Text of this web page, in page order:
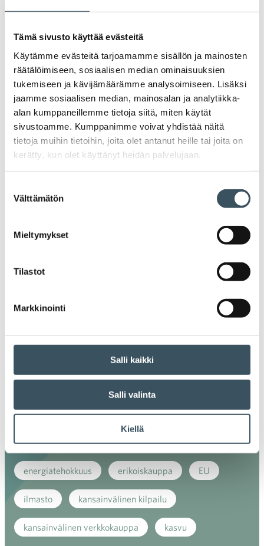
Tämä sivusto käyttää evästeitä
Käytämme evästeitä tarjoamamme sisällön ja mainosten
räätälöimiseen, sosiaalisen median ominaisuuksien
tukemiseen ja kävijämäärämme analysoimiseen. Lisäksi
jaamme sosiaalisen median, mainosalan ja analytiikka-
alan kumppaneillemme tietoja siitä, miten käytät
sivustoamme. Kumppanimme voivat yhdistää näitä
tietoja muihin tietoihin, joita olet antanut heille tai joita on
kerätty, kun olet käyttänyt heidän palvelujaan.
valinta
Välttämätön
Mieltymykset
Tilastot
Markkinointi
Salli kaikki
Salli valinta
Kiellä
2026
2025
2023
2020
2019
Avainsanat
alv arvonlisävero digikauppa
digiostaminen digitaalisuus digitalisaatio
energiatehokkuus erikoiskauppa EU
ilmasto kansainvälinen kilpailu
kansainvälinen verkkokauppa kasvu